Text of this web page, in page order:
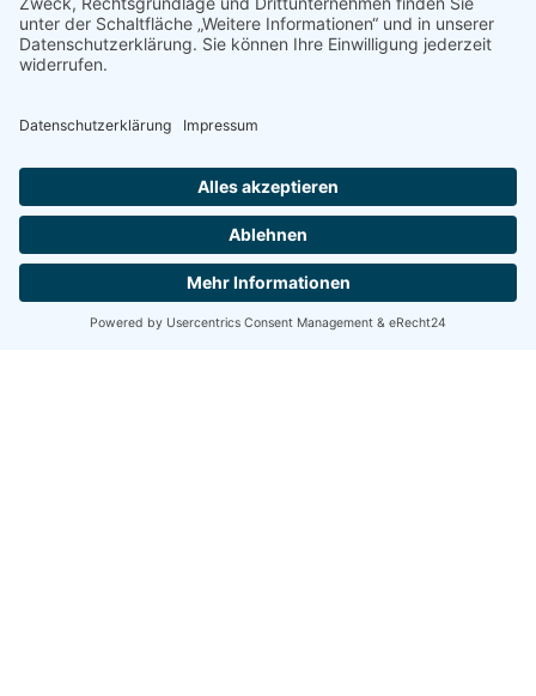
Standorte Anrufen Kunden-Shop Menü
Newsletter Instagram YouTube Facebook WhatsApp
Aktuelles
Services